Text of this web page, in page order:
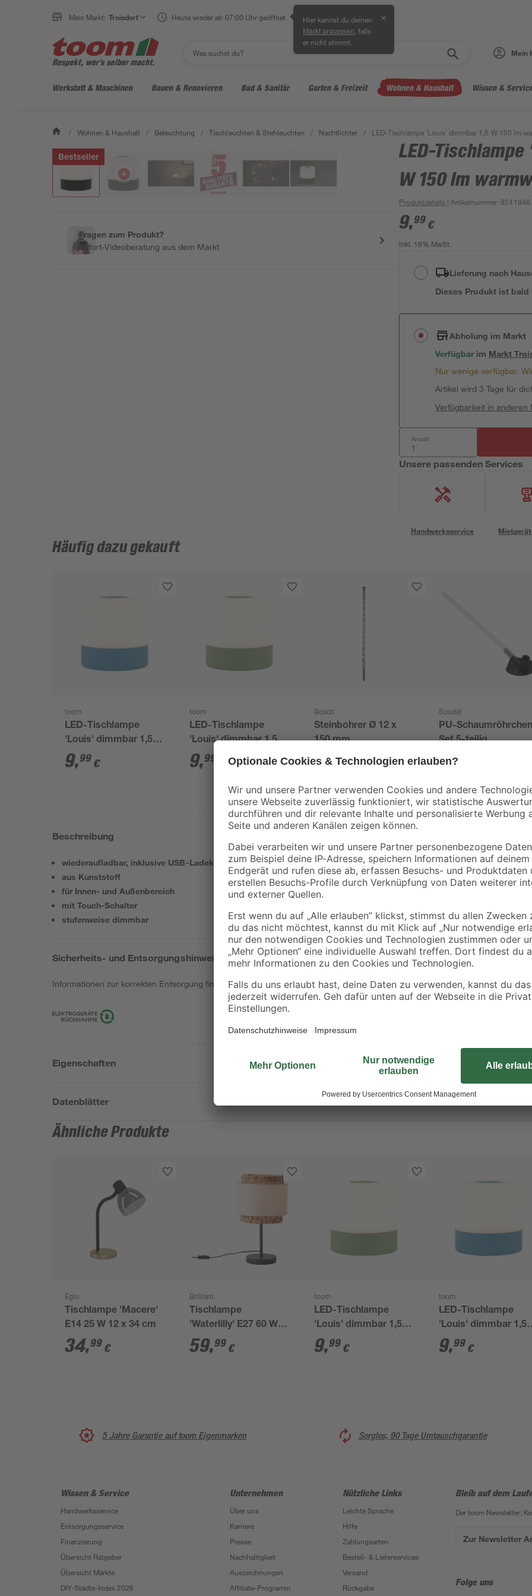
Mein Markt: Troisdorf Heute wieder ab 07:00 Uhr geöffnet Hier kannst du deinen
Markt anpassen , falls
er nicht stimmt.
✕
Mein
Werkstatt & Maschinen Bauen & Renovieren Bad & Sanitär Garten & Freizeit Wohnen & Haushalt Wissen &
/ Wohnen & Haushalt / Beleuchtung / Tischleuchten & Stehleuchten / Nachtlichter / LED-Tischlampe 'Louis' dimmbar 1,5 W 150 lm
Bestseller
Fragen zum Produkt?
Sofort-Videoberatung aus dem Markt
LED-
W 150 lm
Produktdetails | Artikelnummer:9241846
9,99 €
inkl. 19% MwSt.
Lieferung nach
Dieses Produkt ist bald
Abholung im Markt
Verfügbar im Markt
Nur wenige verfügbar.
Artikel wird 3 Tage für
Verfügbarkeit in anderen
Anzahl:
Unsere passenden Services
Handwerksservice
Häufig dazu gekauft
toom
LED-Tischlampe
'Louis' dimmbar 1,5 W
150 lm warmweiß Ø
7,2 x 7,2 cm
9,99 €
toom
LED-Tischlampe
'Louis' dimmbar 1,5 W
150 lm warmweiß Ø
7,2 x 7,2 cm
9,99
Bosch
Steinbohrer Ø 12 x
150 mm
6,49€
Soudal
PU-
Set 5-teilig
3,49
Beschreibung
wiederaufladbar, inklusive USB-Ladekabel
aus Kunststoff
für Innen- und Außenbereich
mit Touch-Schalter
stufenweise dimmbar
Die Akkubetriebene Tischleuchte
für den Innen- als auch für den
eine gemütliche Atmosphäre. Die
Sicherheits- und Entsorgungshinweise
Informationen zur korrekten Entsorgung findest duhier.
Eigenschaften
Datenblätter
Ähnliche Produkte
Eglo
Tischlampe 'Macere'
E14 25 W 12 x 34 cm
34,99 €
Brilliant
Tischlampe
'Waterlilly' E27 60 W Ø
25 x 43 cm
59,99 €
toom
LED-Tischlampe
'Louis' dimmbar 1,5 W
150 lm warmweiß Ø
7,2 x 7,2 cm
9,99 €
toom
LED-Tischlampe
'Louis' dimmbar 1,5
150 lm warmweiß Ø
7,2 x 7,2 cm
9,99 €
5 Jahre Garantie auf toom Eigenmarken Sorglos, 90 Tage Umtauschgarantie
Wissen & Service
Handwerksservice
Entsorgungsservice
Finanzierung
Übersicht Ratgeber
Übersicht Märkte
DIY-Städte-Index 2026
Unternehmen
Über uns
Karriere
Presse
Nachhaltigkeit
Auszeichnungen
Affiliate-Programm
Nützliche Links
Leichte Sprache
Hilfe
Zahlungsarten
Bestell- & Lieferservices
Versand
Rückgabe
Bleib auf dem
Der toom Newsletter:
Zur Newsletter
Folge uns